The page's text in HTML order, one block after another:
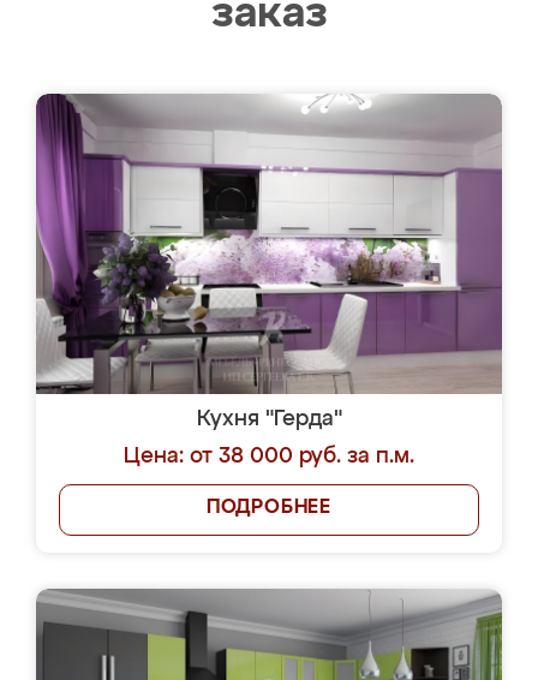
заказ
Кухня "Герда"
Цена: от 38 000 руб. за п.м.
ПОДРОБНЕЕ